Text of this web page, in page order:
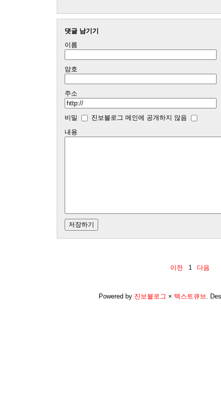
댓글 남기기
이름
암호
주소
비밀
진보블로그 메인에 공개하지 않음
내용
이전 1 다음
Powered by 진보블로그 × 텍스트큐브.